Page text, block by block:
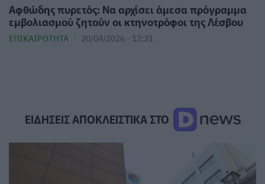
Αφθώδης πυρετός: Να αρχίσει άμεσα πρόγραμμα
εμβολιασμού ζητούν οι κτηνοτρόφοι της Λέσβου
ΕΠΙΚΑΙΡΌΤΗΤΑ 20/04/2026 - 12:31
ΕΙΔΗΣΕΙΣ ΑΠΟΚΛΕΙΣΤΙΚΑ ΣΤΟ